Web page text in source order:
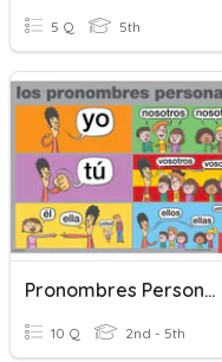
5 Q 5th
Pronombres Personales
10 Q 2nd - 5th